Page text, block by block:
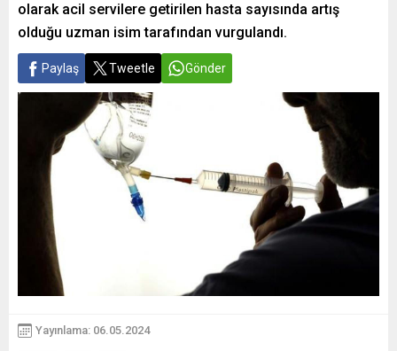
olarak acil servilere getirilen hasta sayısında artış
olduğu uzman isim tarafından vurgulandı.
Paylaş Tweetle Gönder
Yayınlama: 06.05.2024